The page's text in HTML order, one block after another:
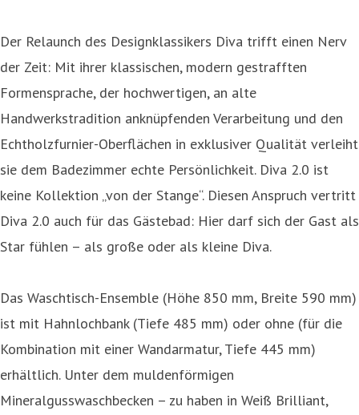
Der Relaunch des Designklassikers Diva trifft einen Nerv
der Zeit: Mit ihrer klassischen, modern gestrafften
Formensprache, der hochwertigen, an alte
Handwerkstradition anknüpfenden Verarbeitung und den
Echtholzfurnier-Oberflächen in exklusiver Qualität verleiht
sie dem Badezimmer echte Persönlichkeit. Diva 2.0 ist
keine Kollektion „von der Stange“. Diesen Anspruch vertritt
Diva 2.0 auch für das Gästebad: Hier darf sich der Gast als
Star fühlen – als große oder als kleine Diva.
Das Waschtisch-Ensemble (Höhe 850 mm, Breite 590 mm)
ist mit Hahnlochbank (Tiefe 485 mm) oder ohne (für die
Kombination mit einer Wandarmatur, Tiefe 445 mm)
erhältlich. Unter dem muldenförmigen
Mineralgusswaschbecken – zu haben in Weiß Brilliant,